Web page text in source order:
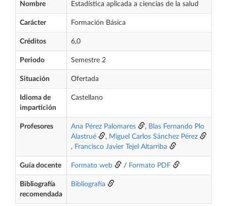
Nombre Estadística aplicada a ciencias de la salud
Carácter Formación Básica
Créditos 6,0
Periodo Semestre 2
Situación Ofertada
Idioma de
impartición
Castellano
Profesores Ana Pérez Palomares , Blas Fernando Plo
Alastrué
, Miguel Carlos Sánchez Pérez
, Francisco Javier Tejel Altarriba
Guía docente Formato web / Formato PDF
Bibliografía
recomendada
Bibliografía